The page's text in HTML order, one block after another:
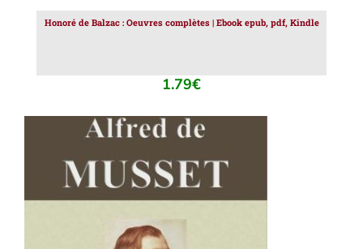
Honoré de Balzac : Oeuvres complètes | Ebook epub, pdf, Kindle
1.79€